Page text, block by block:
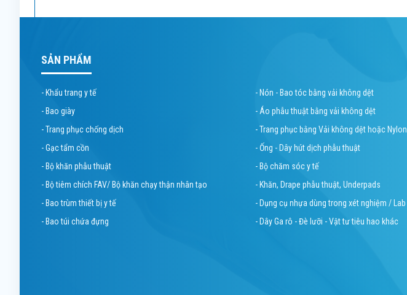
SẢN PHẨM
- Khẩu trang y tế
- Nón - Bao tóc bằng vải không dệt
- Bao giày
- Áo phẫu thuật bằng vải không dệt
- Trang phục chống dịch
- Trang phục bằng Vải không dệt hoặc Nylon
- Gạc tẩm cồn
- Ống - Dây hút dịch phẫu thuật
- Bộ khăn phẫu thuật
- Bộ chăm sóc y tế
- Bộ tiêm chích FAV/ Bộ khăn chạy thận nhân tạo
- Khăn, Drape phẫu thuật, Underpads
- Bao trùm thiết bị y tế
- Dụng cụ nhựa dùng trong xét nghiệm / Lab
- Bao túi chứa đựng
- Dây Ga rô - Đè lưỡi - Vật tư tiêu hao khác